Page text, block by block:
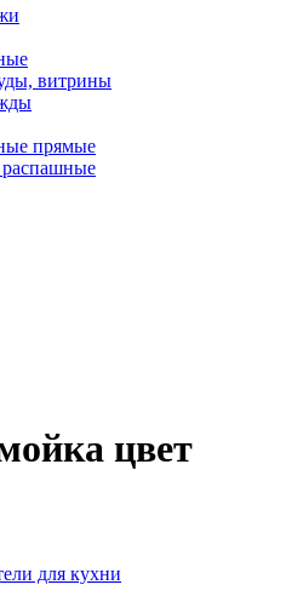
витрины
прямые
цвет
для кухни